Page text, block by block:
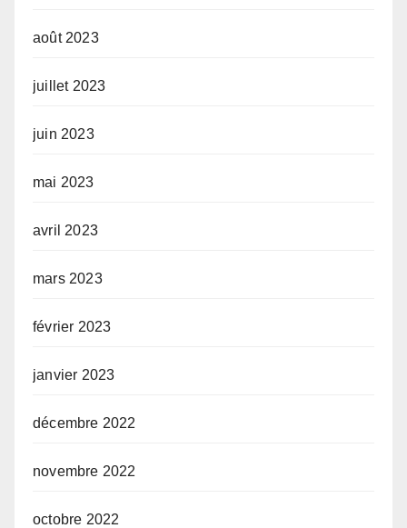
août 2023
juillet 2023
juin 2023
mai 2023
avril 2023
mars 2023
février 2023
janvier 2023
décembre 2022
novembre 2022
octobre 2022